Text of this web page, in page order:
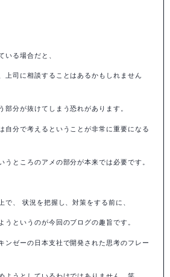
いる場合だと、
上司に相談することはあるかもしれません
部分が抜けてしまう恐れがあります。
自分で考えるということが非常に重要になる
うところのアメの部分が本来では必要です。
で、 状況を把握し、対策をする前に、
うというのが今回のブログの趣旨です。
ンゼーの日本支社で開発された思考のフレー